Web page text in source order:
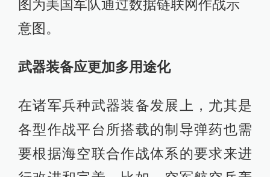
图为美国军队通过数据链联网作战示
意图。
武器装备应更加多用途化
在诸军兵种武器装备发展上，尤其是
各型作战平台所搭载的制导弹药也需
要根据海空联合作战体系的要求来进